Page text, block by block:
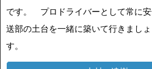
です。 プロドライバーとして常に
送部の土台を一緒に築いて行きまし
す。